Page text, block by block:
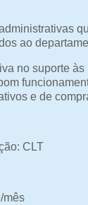
ao
no suporte
e de
CLT
mês